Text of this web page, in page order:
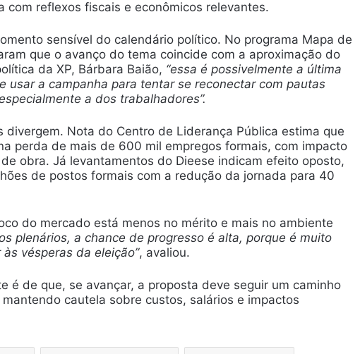
com reflexos fiscais e econômicos relevantes.
sensível do calendário político. No programa Mapa de
que o avanço do tema coincide com a aproximação do
da XP, Bárbara Baião, “essa é possivelmente a última
usar a campanha para tentar se reconectar com pautas
a dos trabalhadores”.
Nota do Centro de Liderança Pública estima que
perda de mais de 600 mil empregos formais, com impacto
obra. Já levantamentos do Dieese indicam efeito oposto,
de postos formais com a redução da jornada para 40
do mercado está menos no mérito e mais no ambiente
plenários, a chance de progresso é alta, porque é muito
vésperas da eleição”, avaliou.
é de que, se avançar, a proposta deve seguir um caminho
cautela sobre custos, salários e impactos